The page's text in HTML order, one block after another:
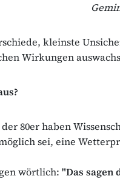
kleinste
Wirkungen
80er haben
sei, eine
wörtlich: "Das sagen